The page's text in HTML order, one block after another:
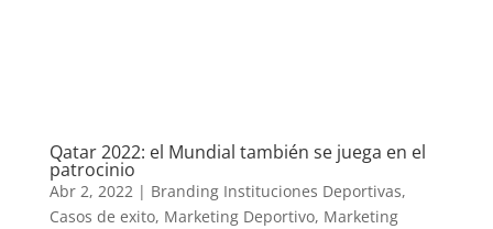
Qatar 2022: el Mundial también se juega en el
patrocinio
Abr 2, 2022| Branding Instituciones Deportivas,
Casos de exito, Marketing Deportivo, Marketing